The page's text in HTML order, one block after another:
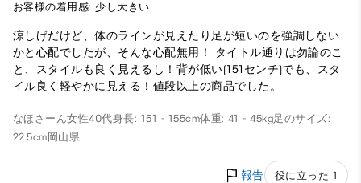
お客様の着用感: 少し大きい
涼しげだけど、体のラインが見えたり足が短いのを強調しない
かと心配でしたが、そんな心配無用！ タイトル通りは勿論のこ
と、スタイルも良く見えるし！背が低い(151センチ)でも、スタ
イル良く軽やかに見える！値段以上の商品でした。
なほさーん女性40代身長: 151 - 155cm体重: 41 - 45kg足のサイズ:
22.5cm 岡山県
報告 役に立った 1